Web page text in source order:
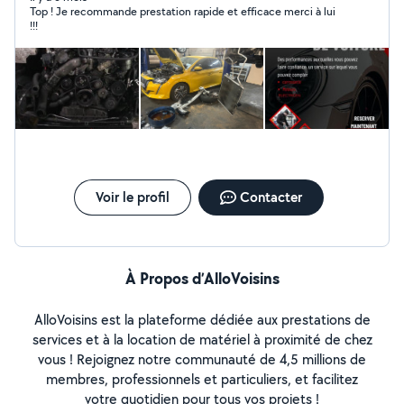
Top ! Je recommande prestation rapide et efficace merci à lui
!!!
Voir le profil Contacter
À Propos d’AlloVoisins
AlloVoisins est la plateforme dédiée aux prestations de
services et à la location de matériel à proximité de chez
vous ! Rejoignez notre communauté de 4,5 millions de
membres, professionnels et particuliers, et facilitez
votre quotidien pour tous vos projets !